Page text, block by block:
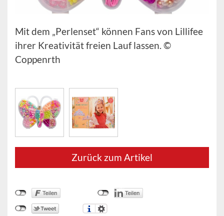
Mit dem „Perlenset“ können Fans von Lillifee
ihrer Kreativität freien Lauf lassen. ©
Coppenrth
Zurück zum Artikel